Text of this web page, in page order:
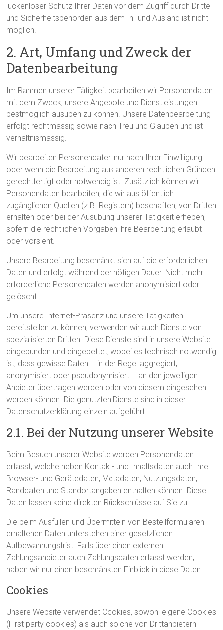
lückenloser Schutz Ihrer Daten vor dem Zugriff durch Dritte
und Sicherheitsbehörden aus dem In- und Ausland ist nicht
möglich.
2. Art, Umfang und Zweck der
Datenbearbeitung
Im Rahmen unserer Tätigkeit bearbeiten wir Personendaten
mit dem Zweck, unsere Angebote und Dienstleistungen
bestmöglich ausüben zu können. Unsere Datenbearbeitung
erfolgt rechtmässig sowie nach Treu und Glauben und ist
verhältnismässig.
Wir bearbeiten Personendaten nur nach Ihrer Einwilligung
oder wenn die Bearbeitung aus anderen rechtlichen Gründen
gerechtfertigt oder notwendig ist. Zusätzlich können wir
Personendaten bearbeiten, die wir aus öffentlich
zugänglichen Quellen (z.B. Registern) beschaffen, von Dritten
erhalten oder bei der Ausübung unserer Tätigkeit erheben,
sofern die rechtlichen Vorgaben ihre Bearbeitung erlaubt
oder vorsieht.
Unsere Bearbeitung beschränkt sich auf die erforderlichen
Daten und erfolgt während der nötigen Dauer. Nicht mehr
erforderliche Personendaten werden anonymisiert oder
gelöscht.
Um unsere Internet-Präsenz und unsere Tätigkeiten
bereitstellen zu können, verwenden wir auch Dienste von
spezialisierten Dritten. Diese Dienste sind in unsere Website
eingebunden und eingebettet, wobei es technisch notwendig
ist, dass gewisse Daten – in der Regel aggregiert,
anonymisiert oder pseudonymisiert – an den jeweiligen
Anbieter übertragen werden oder von diesem eingesehen
werden können. Die genutzten Dienste sind in dieser
Datenschutzerklärung einzeln aufgeführt.
2.1. Bei der Nutzung unserer Website
Beim Besuch unserer Website werden Personendaten
erfasst, welche neben Kontakt- und Inhaltsdaten auch Ihre
Browser- und Gerätedaten, Metadaten, Nutzungsdaten,
Randdaten und Standortangaben enthalten können. Diese
Daten lassen keine direkten Rückschlüsse auf Sie zu.
Die beim Ausfüllen und Übermitteln von Bestellformularen
erhaltenen Daten unterstehen einer gesetzlichen
Aufbewahrungsfrist. Falls über einen externen
Zahlungsanbieter auch Zahlungsdaten erfasst werden,
haben wir nur einen beschränkten Einblick in diese Daten.
Cookies
Unsere Website verwendet Cookies, sowohl eigene Cookies
(First party cookies) als auch solche von Drittanbietern